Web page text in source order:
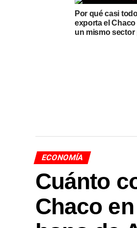
Por qué casi
exporta el
un mismo
ECONOMÍA
Cuánto
Chaco